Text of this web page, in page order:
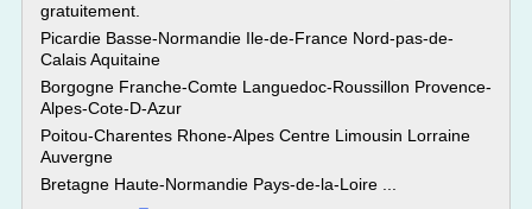
gratuitement.
Picardie Basse-Normandie Ile-de-France Nord-pas-de-
Calais Aquitaine
Borgogne Franche-Comte Languedoc-Roussillon Provence-
Alpes-Cote-D-Azur
Poitou-Charentes Rhone-Alpes Centre Limousin Lorraine
Auvergne
Bretagne Haute-Normandie Pays-de-la-Loire ...